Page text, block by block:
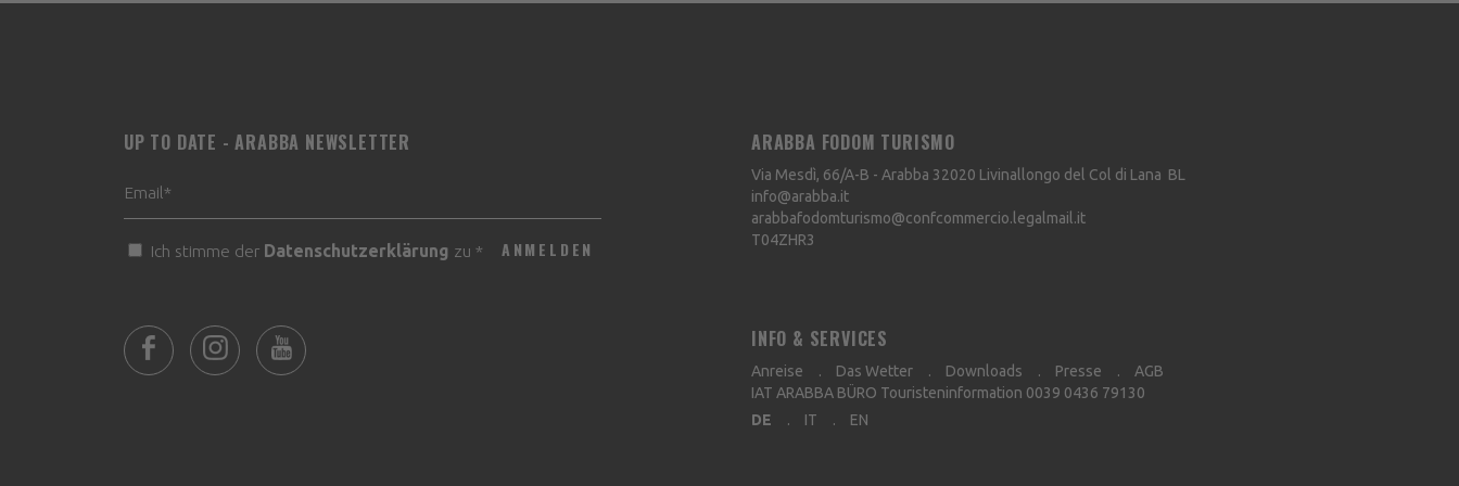
UP TO DATE - ARABBA NEWSLETTER
Ich stimme der Datenschutzerklärung zu * ANMELDEN
ARABBA FODOM TURISMO
Via Mesdì, 66/A-B - Arabba 32020 Livinallongo del Col di Lana BL
info@arabba.it
arabbafodomturismo@confcommercio.legalmail.it
T04ZHR3
INFO & SERVICES
Anreise Das Wetter Downloads Presse
AGB
IAT ARABBA BÜRO Touristeninformation 0039 0436 79130
DE
IT EN